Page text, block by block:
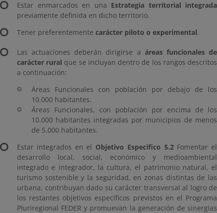
Estar enmarcados en una Estrategia territorial integrada
previamente definida en dicho territorio.
Tener preferentemente carácter piloto o experimental.
Las actuaciones deberán dirigirse a áreas funcionales de
carácter rural que se incluyan dentro de los rangos descritos
a continuación:
Áreas Funcionales con población por debajo de los
10.000 habitantes.
Áreas Funcionales, con población por encima de los
10.000 habitantes integradas por municipios de menos
de 5.000 habitantes.
Estar integrados en el Objetivo Especifico 5.2Fomentar el
desarrollo local, social, económico y medioambiental
integrado e integrador, la cultura, el patrimonio natural, el
turismo sostenible y la seguridad, en zonas distintas de las
urbana, contribuyan dado su carácter transversal al logro de
los restantes objetivos específicos previstos en el Programa
Pluriregional FEDER y promuevan la generación de sinergias